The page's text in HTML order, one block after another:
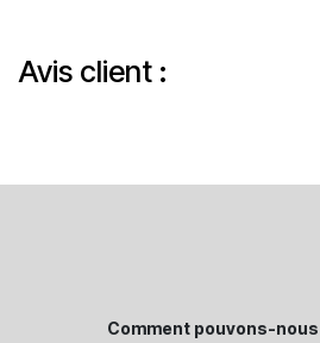
Avis client :
Comment pouvons-​